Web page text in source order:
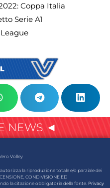
Coppa Italia
Serie A1
NEWS ◄
Volley
la riproduzione totale e/o parziale dei
CONDIVISIONE ED
la citazione obbligatoria della fonte. Privacy